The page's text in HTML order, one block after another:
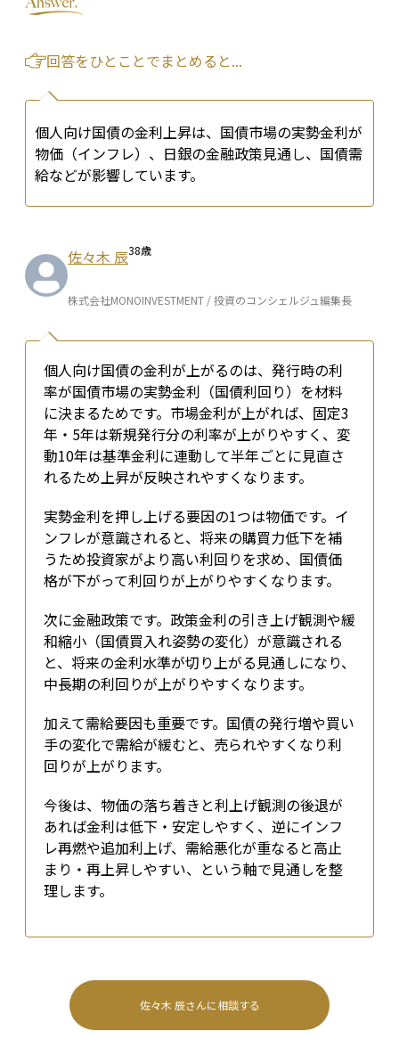
回答をひとことでまとめると...
個人向け国債の金利上昇は、国債市場の実勢金利が
物価（インフレ）、日銀の金融政策見通し、国債需
給などが影響しています。
佐々木 辰38歳
株式会社MONOINVESTMENT / 投資のコンシェルジュ編集長
個人向け国債の金利が上がるのは、発行時の利
率が国債市場の実勢金利（国債利回り）を材料
に決まるためです。市場金利が上がれば、固定3
年・5年は新規発行分の利率が上がりやすく、変
動10年は基準金利に連動して半年ごとに見直さ
れるため上昇が反映されやすくなります。
実勢金利を押し上げる要因の1つは物価です。イ
ンフレが意識されると、将来の購買力低下を補
うため投資家がより高い利回りを求め、国債価
格が下がって利回りが上がりやすくなります。
次に金融政策です。政策金利の引き上げ観測や緩
和縮小（国債買入れ姿勢の変化）が意識される
と、将来の金利水準が切り上がる見通しになり、
中長期の利回りが上がりやすくなります。
加えて需給要因も重要です。国債の発行増や買い
手の変化で需給が緩むと、売られやすくなり利
回りが上がります。
今後は、物価の落ち着きと利上げ観測の後退が
あれば金利は低下・安定しやすく、逆にインフ
レ再燃や追加利上げ、需給悪化が重なると高止
まり・再上昇しやすい、という軸で見通しを整
理します。
佐々木 辰さんに相談する